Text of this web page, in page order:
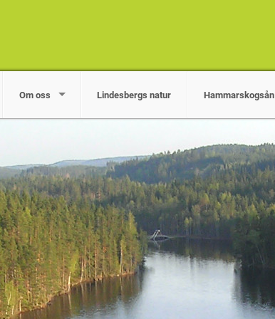
Om oss Lindesbergs natur Hammarskogsån